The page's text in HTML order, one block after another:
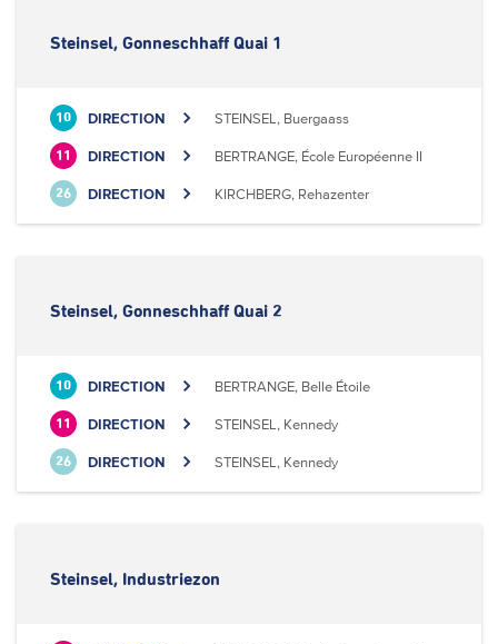
Steinsel, Gonneschhaff Quai 1
10 DIRECTION STEINSEL, Buergaass
11 DIRECTION BERTRANGE, École Européenne II
26 DIRECTION KIRCHBERG, Rehazenter
Steinsel, Gonneschhaff Quai 2
10 DIRECTION BERTRANGE, Belle Étoile
11 DIRECTION STEINSEL, Kennedy
26 DIRECTION STEINSEL, Kennedy
Steinsel, Industriezon